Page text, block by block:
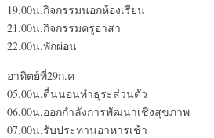
19.00น.กิจกรรมนอกห้องเรียน
21.00น.กิจกรรมครูอาสา
22.00น.พักผ่อน
อาทิตย์ที่29ก.ค
05.00น.ตื่นนอนทำธุระส่วนตัว
06.00น.ออกกำลังการพัฒนาเชิงสุขภาพ
07.00น.รับประทานอาหารเช้า